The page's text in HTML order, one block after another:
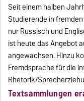
Seit einem halben
Studierende in
nur Russisch und
ist heute das Angebot
angewachsen. Hinzu
Fremdsprache für die
Rhetorik/
Textsammlungen